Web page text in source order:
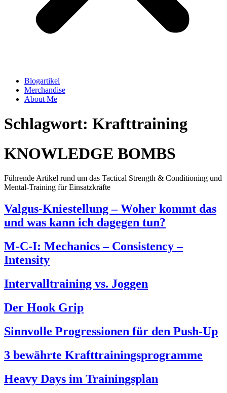
Blogartikel
Merchandise
About Me
Schlagwort: Krafttraining
KNOWLEDGE BOMBS
Führende Artikel rund um das Tactical Strength & Conditioning und
Mental-Training für Einsatzkräfte
Valgus-Kniestellung – Woher kommt das
und was kann ich dagegen tun?
M-C-I: Mechanics – Consistency –
Intensity
Intervalltraining vs. Joggen
Der Hook Grip
Sinnvolle Progressionen für den Push-Up
3 bewährte Krafttrainingsprogramme
Heavy Days im Trainingsplan